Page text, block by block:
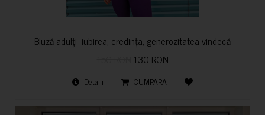
Bluză adulți- iubirea, credința, generozitatea vindecă
130 RON
Detalii CUMPARA